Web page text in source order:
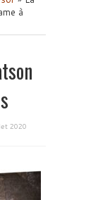
à
2020